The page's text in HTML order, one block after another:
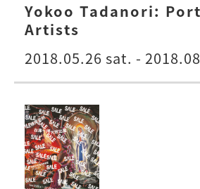
Yokoo Tadanori:
Artists
2018.05.26 sat. -